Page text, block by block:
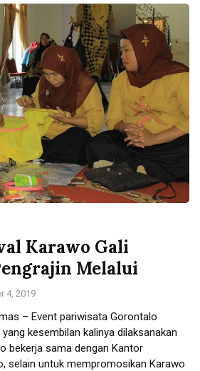
Karawo Gali
Melalui
4, 2019
– Event pariwisata Gorontalo
kesembilan kalinya dilaksanakan
bekerja sama dengan Kantor
selain untuk mempromosikan Karawo